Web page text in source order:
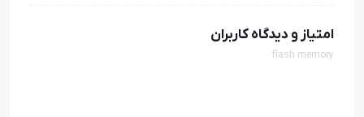
امتیاز و دیدگاه کاربران
flash memory